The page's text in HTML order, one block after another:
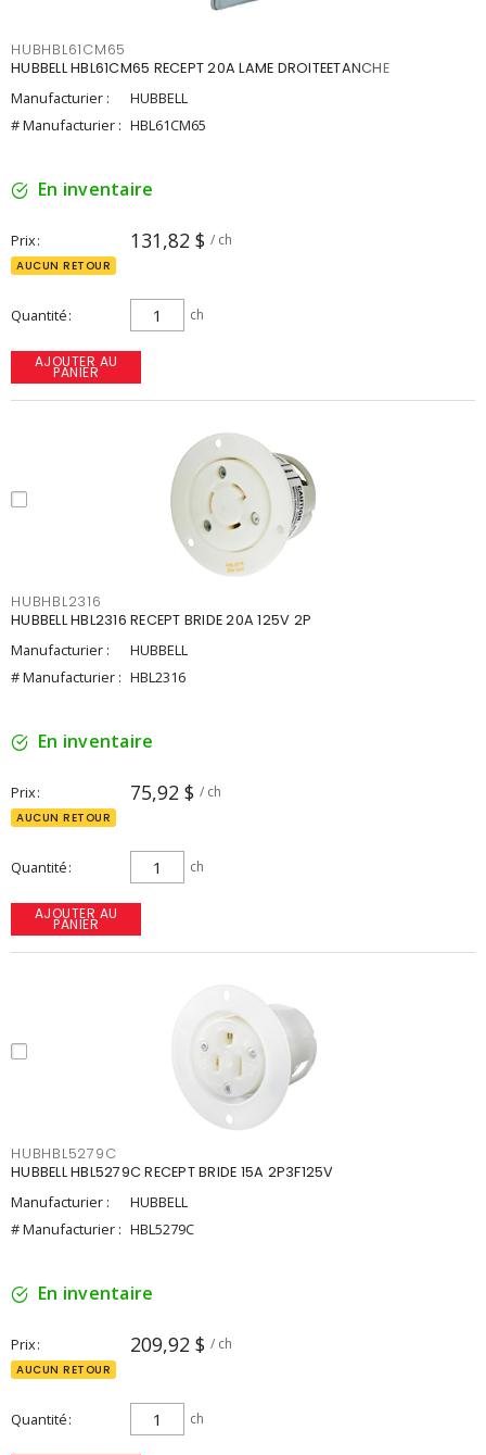
HUBHBL61CM65
HUBBELL HBL61CM65 RECEPT 20A LAME DROITEETANCHE
Manufacturier :
HUBBELL
# Manufacturier : HBL61CM65
En inventaire
Prix 131,82 $ / ch
AUCUN RETOUR
Quantité ch
AJOUTER AU
PANIER
HUBHBL2316
HUBBELL HBL2316 RECEPT BRIDE 20A 125V 2P
Manufacturier :
HUBBELL
# Manufacturier : HBL2316
En inventaire
Prix 75,92 $ / ch
AUCUN RETOUR
Quantité ch
AJOUTER AU
PANIER
HUBHBL5279C
HUBBELL HBL5279C RECEPT BRIDE 15A 2P3F125V
Manufacturier :
HUBBELL
# Manufacturier : HBL5279C
En inventaire
Prix 209,92 $ / ch
AUCUN RETOUR
Quantité ch